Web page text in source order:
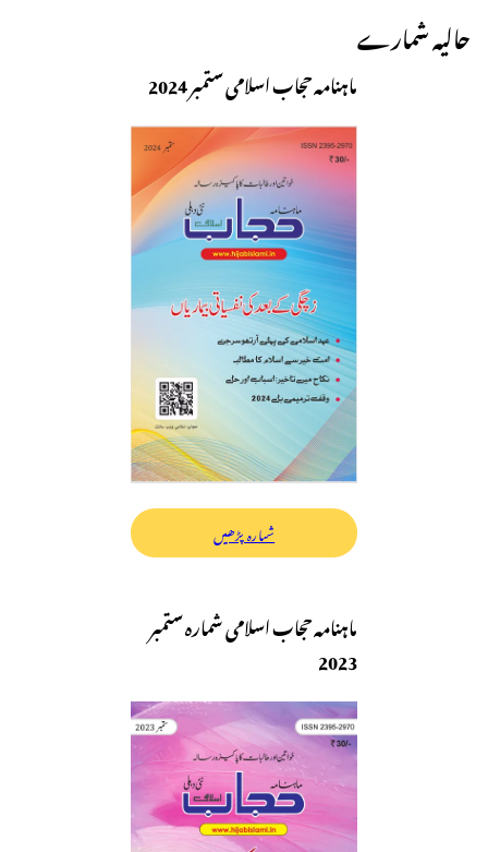
حالیہ شمارے
ماہنامہ حجاب اسلامی ستمبر 2024
شمارہ پڑھیں
ماہنامہ حجاب اسلامی شمارہ ستمبر
2023